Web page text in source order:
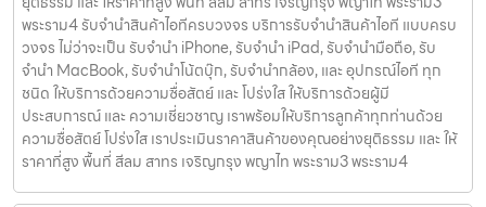
พระราม4 รับจำนำสินค้าไอทีครบวงจร บริการรับจำนำสินค้าไอที แบบครบ
วงจร ไม่ว่าจะเป็น รับจำนำ iPhone, รับจำนำ iPad, รับจำนำมือถือ, รับ
จำนำ MacBook, รับจำนำโน้ตบุ๊ก, รับจำนำกล้อง, และ อุปกรณ์ไอที ทุก
ชนิด ให้บริการด้วยความซื่อสัตย์ และ โปร่งใส ให้บริการด้วยผู้มี
ประสบการณ์ และ ความเชี่ยวชาญ เราพร้อมให้บริการลูกค้าทุกท่านด้วย
ความซื่อสัตย์ โปร่งใส เราประเมินราคาสินค้าของคุณอย่างยุติธรรม และ ให้
ราคาที่สูง พื้นที่ สีลม สาทร เจริญกรุง พญาไท พระราม3 พระราม4